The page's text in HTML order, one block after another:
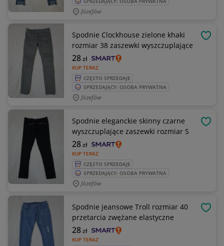
Józefów
Spodnie Clockhouse zielone khaki
rozmiar 38 zaszewki wyszczuplające
KUP TERAZ
28zł
CZĘSTO SPRZEDAJE
SPRZEDAJĄCY: OSOBA PRYWATNA
Józefów
Spodnie eleganckie skinny czarne
wyszczuplające zaszewki rozmiar S
KUP TERAZ
28zł
CZĘSTO SPRZEDAJE
SPRZEDAJĄCY: OSOBA PRYWATNA
Józefów
Spodnie jeansowe Troll rozmiar 40
przetarcia zwężane elastyczne
KUP TERAZ
28zł